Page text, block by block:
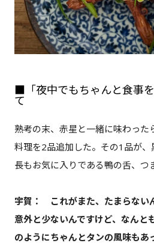
■「夜中でもちゃんと食事
て
熟考の末、赤星と一緒に味わった
料理を2品追加した。その1品が
長もお気に入りである鴨の舌、つ
宇賀： これがまた、たまらない
意外と少ないんですけど、なんと
のようにちゃんとタンの風味もあ